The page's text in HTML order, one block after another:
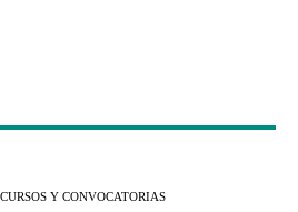
Y CONVOCATORIAS